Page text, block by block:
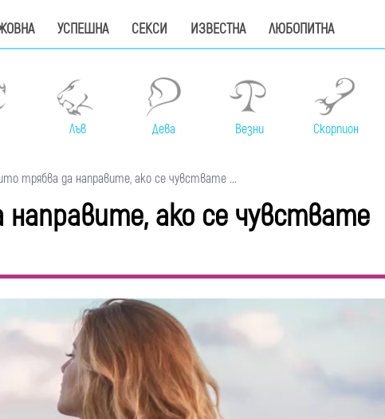
УСПЕШНА СЕКСИ ИЗВЕСТНА ЛЮБОПИТНА
Лъв Дева Везни Скорпион
трябва да направите, ако се чувствате ...
ако се чувствате